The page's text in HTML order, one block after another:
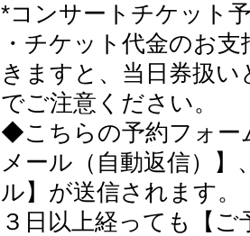
*コンサートチケット
・チケット代金のお
きますと、当日券扱
でご注意ください。
◆こちらの予約フォー
メール（自動返信）
ル】が送信されます。
３日以上経っても【